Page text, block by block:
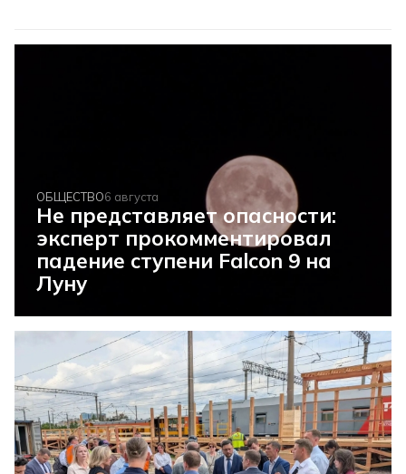
ОБЩЕСТВО6 августа
Не представляет опасности:
эксперт прокомментировал
падение ступени Falcon 9 на
Луну